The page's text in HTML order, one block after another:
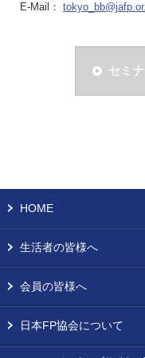
E-Mail：
セミ
HOME
生活者の皆様へ
会員の皆様へ
日本FP協会について